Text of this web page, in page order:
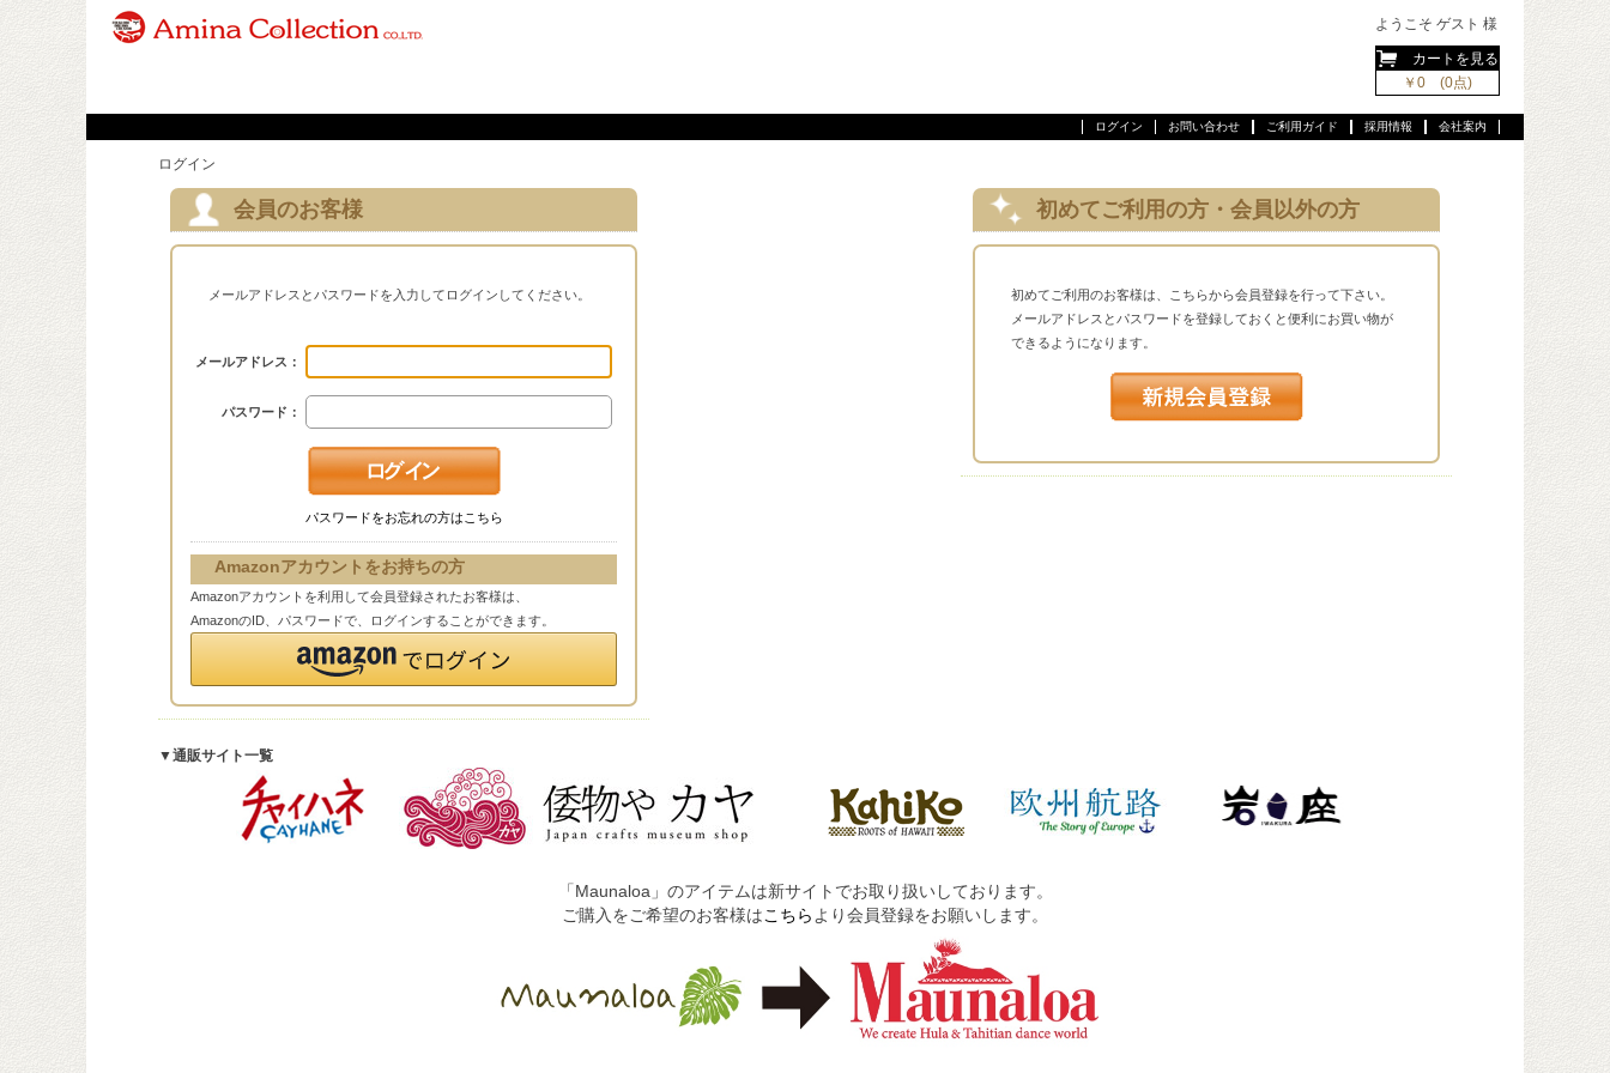
ようこそ ゲスト 様
カートを見る
￥0 (0点)
会社案内
採用情報
ご利用ガイド
お問い合わせ
ログイン
ログイン
会員のお客様
メールアドレスとパスワードを入力してログインしてください。
メールアドレス：
パスワード：
パスワードをお忘れの方はこちら
Amazonアカウントをお持ちの方
Amazonアカウントを利用して会員登録されたお客様は、
AmazonのID、パスワードで、ログインすることができます。
初めてご利用の方・会員以外の方
初めてご利用のお客様は、こちらから会員登録を行って下さい。
メールアドレスとパスワードを登録しておくと便利にお買い物が
できるようになります。
▼通販サイト一覧
「Maunaloa」のアイテムは新サイトでお取り扱いしております。
ご購入をご希望のお客様はこちら より会員登録をお願いします。